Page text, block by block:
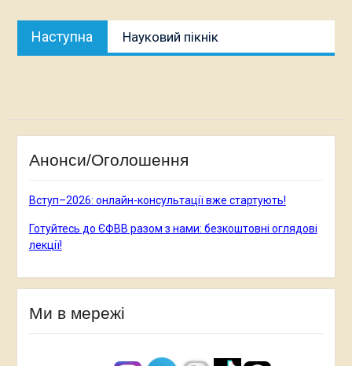
Наступна
публікація:
Науковий пікнік
Анонси/Оголошення
Вступ–2026: онлайн-консультації вже стартують!
Готуйтесь до ЄФВВ разом з нами: безкоштовні оглядові
лекції!
Ми в мережі